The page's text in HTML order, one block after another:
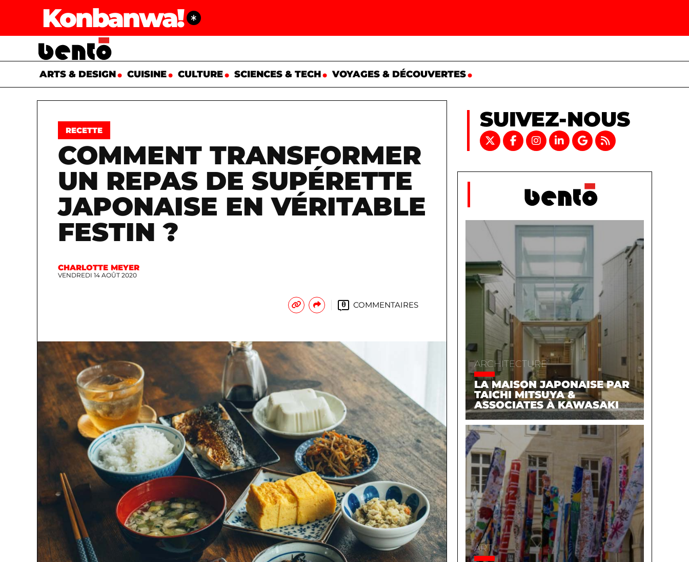
Konbanwa!
ARTS & DESIGN CUISINE CULTURE SCIENCES & TECH VOYAGES & DÉCOUVERTES
RECETTE
COMMENT TRANSFORMER
UN REPAS DE SUPÉRETTE
JAPONAISE EN VÉRITABLE
FESTIN ?
CHARLOTTE MEYER
VENDREDI 14 AOÛT 2020
0 COMMENTAIRES
SUIVEZ-NOUS
ARCHITECTURE
LA MAISON JAPONAISE PAR
TAICHI MITSUYA &
ASSOCIATES À KAWASAKI
ART